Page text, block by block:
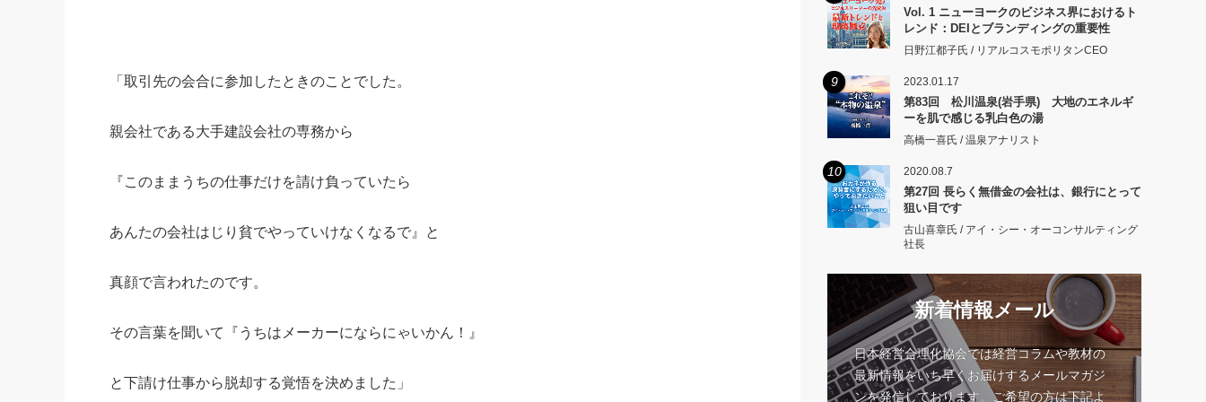
「取引先の会合に参加したときのことでした。
親会社である大手建設会社の専務から
『このままうちの仕事だけを請け負っていたら
あんたの会社はじり貧でやっていけなくなるで』と
真顔で言われたのです。
その言葉を聞いて『うちはメーカーにならにゃいかん！』
と下請け仕事から脱却する覚悟を決めました」
Vol. 1 ニューヨークのビジネス界におけるト
レンド：DEIとブランディングの重要性
日野江都子氏 / リアルコスモポリタンCEO
9 2023.01.17
第83回 松川温泉(岩手県) 大地のエネルギ
ーを肌で感じる乳白色の湯
高橋一喜氏 / 温泉アナリスト
10 2020.08.7
第27回 長らく無借金の会社は、銀行にとって
狙い目です
古山喜章氏 / アイ・シー・オーコンサルティング
社長
新着情報メール
日本経営合理化協会では経営コラムや教材の
最新情報をいち早くお届けするメールマガジ
ンを発信しております。ご希望の方は下記よ